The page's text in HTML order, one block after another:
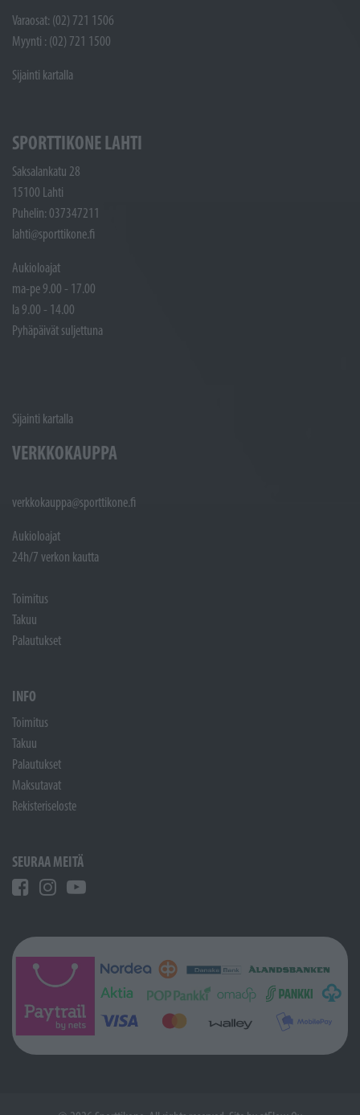
Varaosat: (02) 721 1506
Myynti : (02) 721 1500
Sijainti kartalla
SPORTTIKONE LAHTI
Saksalankatu 28
15100 Lahti
Puhelin: 037347211
lahti@sporttikone.fi
Aukioloajat
ma-pe 9.00 - 17.00
la 9.00 - 14.00
Pyhäpäivät suljettuna
Sijainti kartalla
VERKKOKAUPPA
verkkokauppa@sporttikone.fi
Aukioloajat
24h/7 verkon kautta
Toimitus
Takuu
Palautukset
INFO
Toimitus
Takuu
Palautukset
Maksutavat
Rekisteriseloste
SEURAA MEITÄ